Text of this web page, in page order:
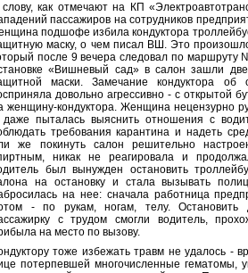
слову, как отмечают на КП
пассажиров на сотрудников
подшофе избила кондуктора
маску, о чем писал ВШ. Это
после 9 вечера следовал по маршруту
«Вишневый сад» в салон зашли
маски. Замечание кондуктора об
довольно агрессивно - с открытой
женщину-кондуктора. Женщина нецензурно
пыталась выяснить отношения с
требования карантина и надеть
же покинуть салон решительно
никак не реагировала и
был вынужден остановить
на остановку и стала вызывать
на нее: сначала работница
- по рукам, ногам, телу. Остановить
с трудом смогли водитель,
на место по вызову.
тоже избежать травм не удалось -
потерпевшей многочисленные гематомы,